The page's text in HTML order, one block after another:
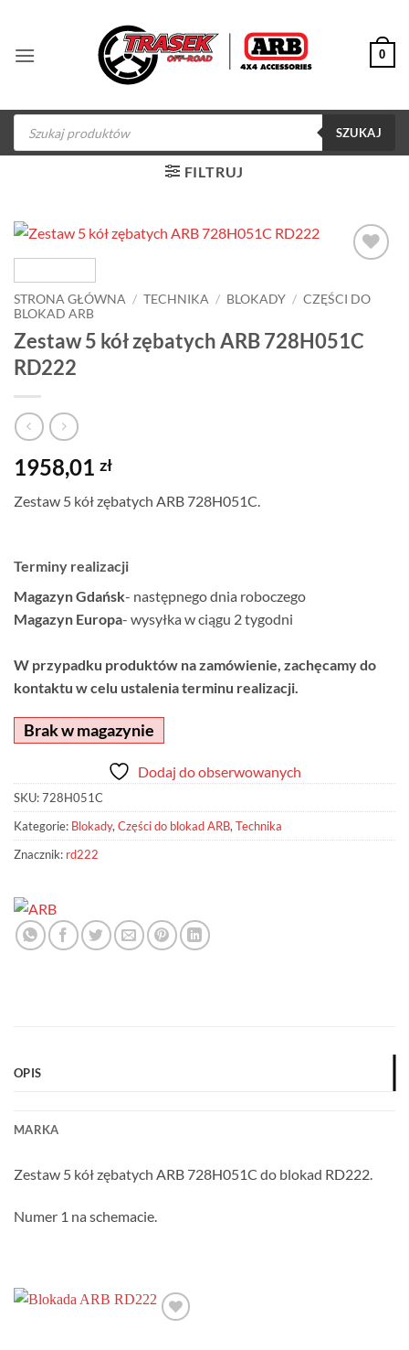
zawartości
0
Wyszukiwarka
produktów
SZUKAJ
FILTRUJ
obserwowanych
STRONA GŁÓWNA / TECHNIKA / BLOKADY / CZĘŚCI DO
BLOKAD ARB
Zestaw 5 kół zębatych ARB 728H051C
RD222
1958,01 zł
Zestaw 5 kół zębatych ARB 728H051C.
Terminy realizacji
Magazyn Gdańsk- następnego dnia roboczego
Magazyn Europa- wysyłka w ciągu 2 tygodni
W przypadku produktów na zamówienie, zachęcamy do
kontaktu w celu ustalenia terminu realizacji.
Brak w magazynie
Dodaj do obserwowanych
SKU:728H051C
Kategorie: Blokady,Części do blokad ARB,Technika
Znacznik: rd222
OPIS
MARKA
Zestaw 5 kół zębatych ARB 728H051C do blokad RD222.
Numer 1 na schemacie.